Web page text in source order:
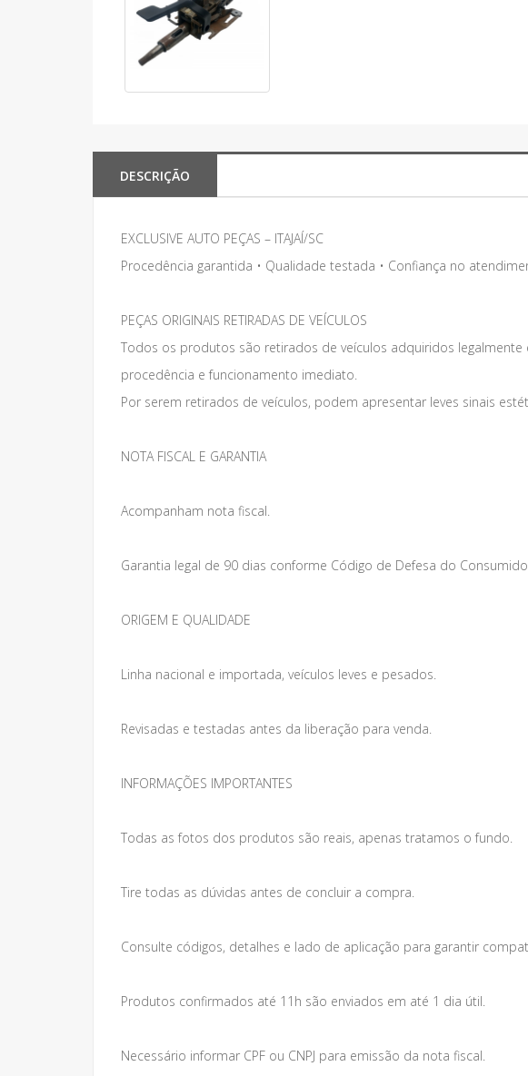
DESCRIÇÃO
EXCLUSIVE AUTO PEÇAS – ITAJAÍ/SC
Procedência garantida • Qualidade testada • Confiança no
PEÇAS ORIGINAIS RETIRADAS DE VEÍCULOS
Todos os produtos são retirados de veículos adquiridos
procedência e funcionamento imediato.
Por serem retirados de veículos, podem apresentar leves sinais
NOTA FISCAL E GARANTIA
Acompanham nota fiscal.
Garantia legal de 90 dias conforme Código de Defesa do
ORIGEM E QUALIDADE
Linha nacional e importada, veículos leves e pesados.
Revisadas e testadas antes da liberação para venda.
INFORMAÇÕES IMPORTANTES
Todas as fotos dos produtos são reais, apenas tratamos o fundo.
Tire todas as dúvidas antes de concluir a compra.
Consulte códigos, detalhes e lado de aplicação para garantir
Produtos confirmados até 11h são enviados em até 1 dia útil.
Necessário informar CPF ou CNPJ para emissão da nota fiscal.